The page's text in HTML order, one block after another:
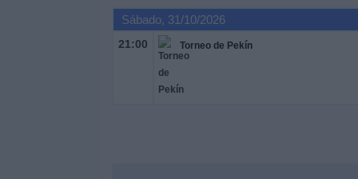
Sábado, 31/10/2026
21:00 Torneo de Pekín